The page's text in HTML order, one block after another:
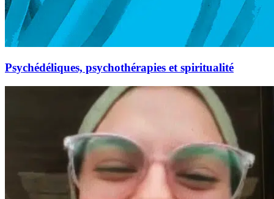
Psychédéliques, psychothérapies et spiritualité